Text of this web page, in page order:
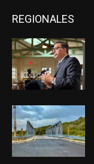
REGIONALES